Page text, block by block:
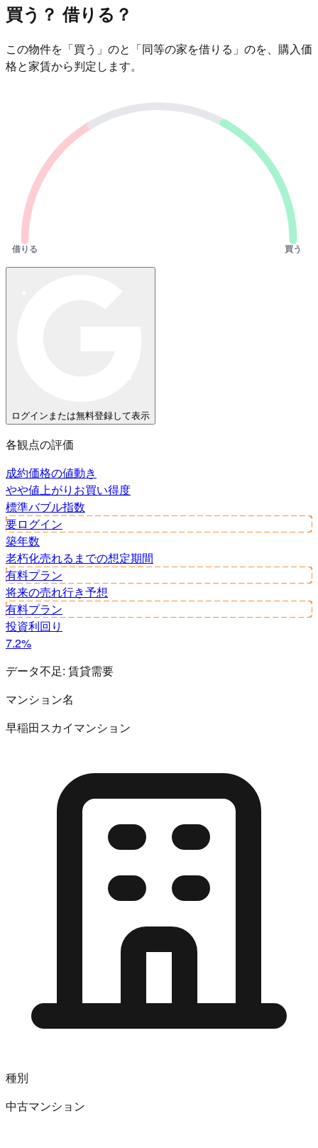
買う？ 借りる？
この物件を「買う」のと「同等の家を借りる」のを、購入価
格と家賃から判定します。
借りる 買う
ログインまたは無料登録して表示
各観点の評価
成約価格の値動き
やや値上がり お買い得度
標準バブル指数
要ログイン
築年数
老朽化売れるまでの想定期間
有料プラン
将来の売れ行き予想
有料プラン
投資利回り
7.2%
データ不足: 賃貸需要
マンション名
早稲田スカイマンション
種別
中古マンション